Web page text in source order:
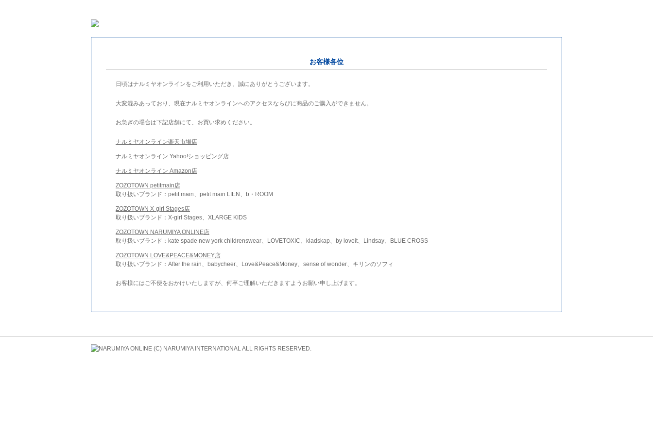
お客様各位
日頃はナルミヤオンラインをご利用いただき、誠にありがとうございます。
大変混みあっており、現在ナルミヤオンラインへのアクセスならびに商品のご購入ができません。
お急ぎの場合は下記店舗にて、お買い求めください。
ナルミヤオンライン楽天市場店
ナルミヤオンライン Yahoo!ショッピング店
ナルミヤオンライン Amazon店
ZOZOTOWN petitmain店
取り扱いブランド：petit main、petit main LIEN、b・ROOM
ZOZOTOWN X-girl Stages店
取り扱いブランド：X-girl Stages、XLARGE KIDS
ZOZOTOWN NARUMIYA ONLINE店
取り扱いブランド：kate spade new york childrenswear、LOVETOXIC、kladskap、by loveit、Lindsay、BLUE CROSS
ZOZOTOWN LOVE&PEACE&MONEY店
取り扱いブランド：After the rain、babycheer、Love&Peace&Money、sense of wonder、キリンのソフィ
お客様にはご不便をおかけいたしますが、何卒ご理解いただきますようお願い申し上げます。